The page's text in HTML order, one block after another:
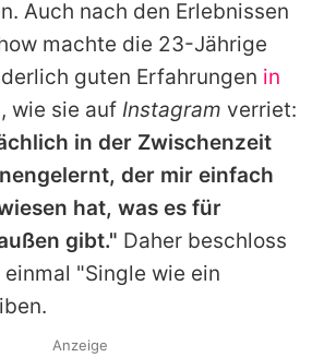
Auch nach den Erlebnissen
machte die 23-Jährige
guten Erfahrungen in
, wie sie auf Instagram verriet:
in der Zwischenzeit
der mir einfach
hat, was es für
gibt." Daher beschloss
"Single wie ein
Anzeige